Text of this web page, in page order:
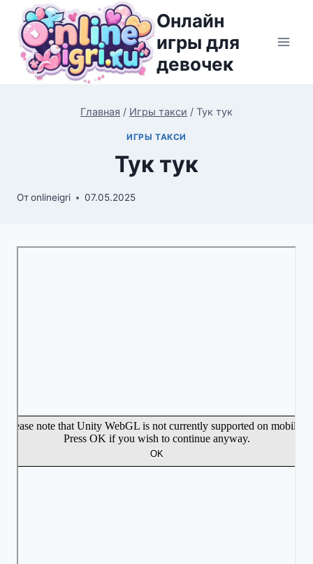
Перейти
содержимому
Онлайн
игры для
девочек
Главная / Игры такси / Тук тук
ИГРЫ ТАКСИ
Тук тук
Отonlineigri 07.05.2025